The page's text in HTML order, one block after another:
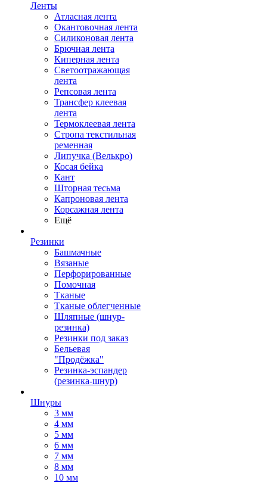
Ленты
Атласная лента
Окантовочная лента
Силиконовая лента
Брючная лента
Киперная лента
Светоотражающая
лента
Репсовая лента
Трансфер клеевая
лента
Термоклеевая лента
Стропа текстильная
ременная
Липучка (Велькро)
Косая бейка
Кант
Шторная тесьма
Капроновая лента
Корсажная лента
Ещё
Резинки
Башмачные
Вязаные
Перфорированные
Помочная
Тканые
Тканые облегченные
Шляпные (шнур-
резинка)
Резинки под заказ
Бельевая
"Продёжка"
Резинка-эспандер
(резинка-шнур)
Шнуры
3 мм
4 мм
5 мм
6 мм
7 мм
8 мм
10 мм